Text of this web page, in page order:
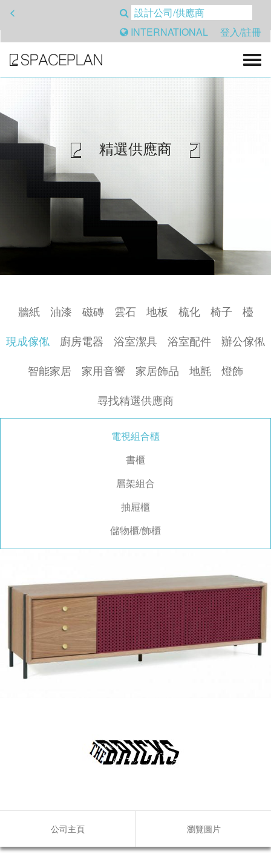
<
INTERNATIONAL
登入/註冊
精選供應商
牆紙 油漆 磁磚 雲石 地板 梳化 椅子
檯
現成傢俬
廚房電器 浴室潔具 浴室配件
辦公傢俬
智能家居
家用音響 家居飾品 地氈
燈飾
尋找精選供應商
電視組合櫃
書櫃
層架組合
抽屜櫃
儲物櫃/飾櫃
公司主頁 瀏覽圖片